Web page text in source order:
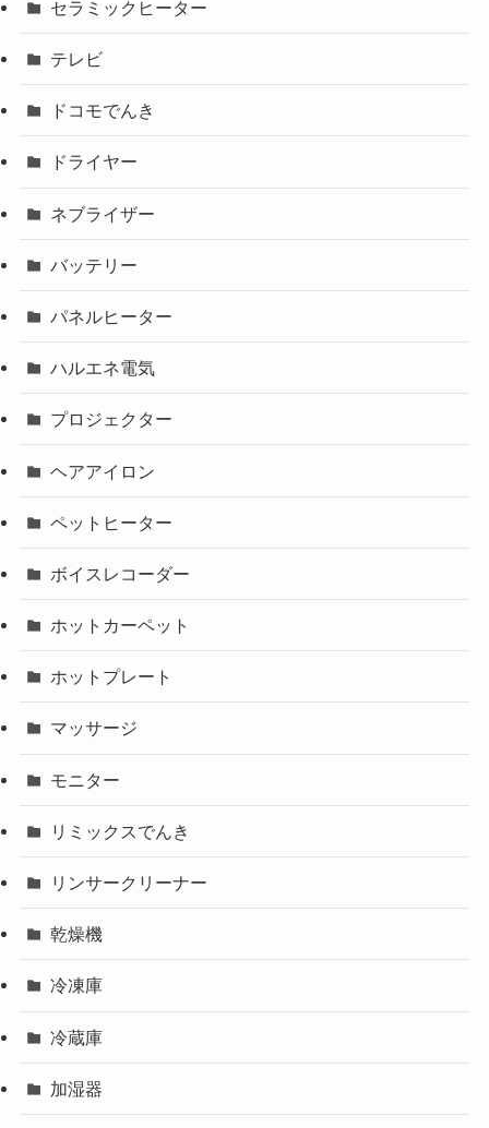
セラミックヒーター
テレビ
ドコモでんき
ドライヤー
ネブライザー
バッテリー
パネルヒーター
ハルエネ電気
プロジェクター
ヘアアイロン
ペットヒーター
ボイスレコーダー
ホットカーペット
ホットプレート
マッサージ
モニター
リミックスでんき
リンサークリーナー
乾燥機
冷凍庫
冷蔵庫
加湿器